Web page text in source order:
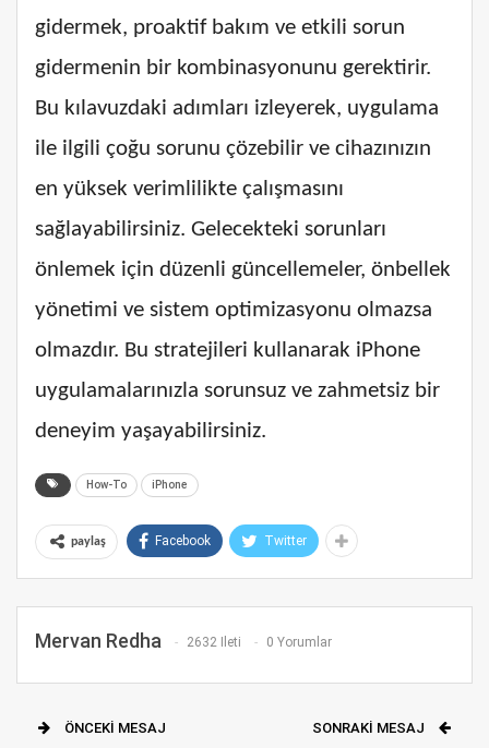
gidermek, proaktif bakım ve etkili sorun
gidermenin bir kombinasyonunu gerektirir.
Bu kılavuzdaki adımları izleyerek, uygulama
ile ilgili çoğu sorunu çözebilir ve cihazınızın
en yüksek verimlilikte çalışmasını
sağlayabilirsiniz. Gelecekteki sorunları
önlemek için düzenli güncellemeler, önbellek
yönetimi ve sistem optimizasyonu olmazsa
olmazdır. Bu stratejileri kullanarak iPhone
uygulamalarınızla sorunsuz ve zahmetsiz bir
deneyim yaşayabilirsiniz.
How-To iPhone
paylaş Facebook Twitter
Mervan Redha 2632 Ileti 0 Yorumlar
ÖNCEKI MESAJ
SONRAKI MESAJ